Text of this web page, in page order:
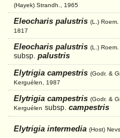
(Hayek) Strandh., 1965
Eleocharis palustris (L.)
1817
Eleocharis palustris (L.)
subsp. palustris
Elytrigia campestris (Godr. &
Kerguélen, 1987
Elytrigia campestris (Godr. &
Kerguélen subsp. campestris
Elytrigia intermedia (Host)